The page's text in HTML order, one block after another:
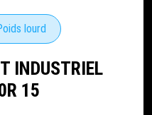
lourd
INDUSTRIEL
15